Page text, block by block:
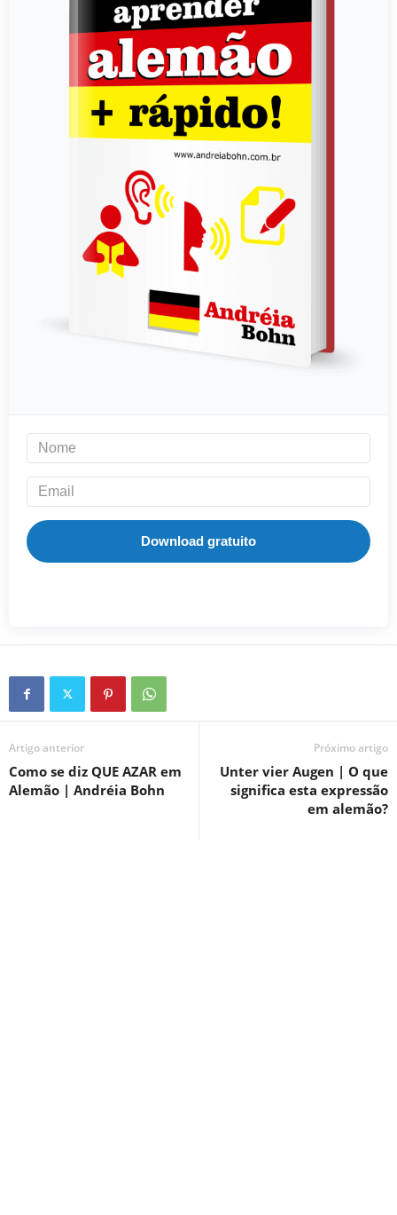
Download gratuito
Artigo anterior
Como se diz QUE AZAR em
Alemão | Andréia Bohn
Próximo artigo
Unter vier Augen | O que
significa esta expressão
em alemão?